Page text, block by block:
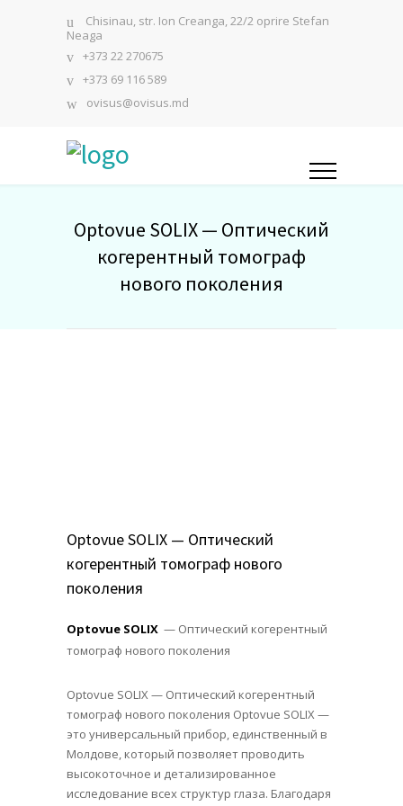
Chisinau, str. Ion Creanga, 22/2 oprire Stefan
Neaga
+373 22 270675
+373 69 116 589
ovisus@ovisus.md
Optovue SOLIX — Оптический
когерентный томограф
нового поколения
Optovue SOLIX — Оптический
когерентный томограф нового
поколения
Optovue SOLIX — Оптический когерентный
томограф нового поколения
Optovue SOLIX — Оптический когерентный
томограф нового поколения Optovue SOLIX —
это универсальный прибор, единственный в
Молдове, который позволяет проводить
высокоточное и детализированное
исследование всех структур глаза. Благодаря